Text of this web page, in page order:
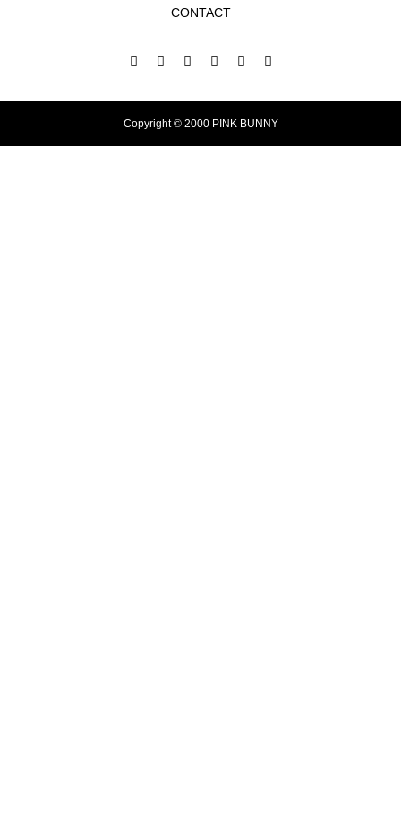
CONTACT
Copyright © 2000 PINK BUNNY